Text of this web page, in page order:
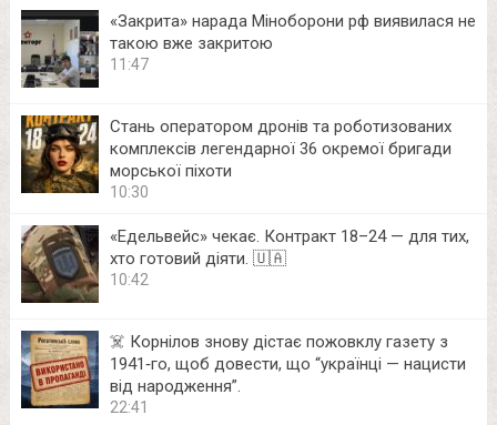
«Закрита» нарада Міноборони рф виявилася не
такою вже закритою
11:47
Стань оператором дронів та роботизованих
комплексів легендарної 36 окремої бригади
морської піхоти
10:30
«Едельвейс» чекає. Контракт 18–24 — для тих,
хто готовий діяти. 🇺🇦
10:42
☠️ Корнілов знову дістає пожовклу газету з
1941‑го, щоб довести, що “українці — нацисти
від народження”.
22:41